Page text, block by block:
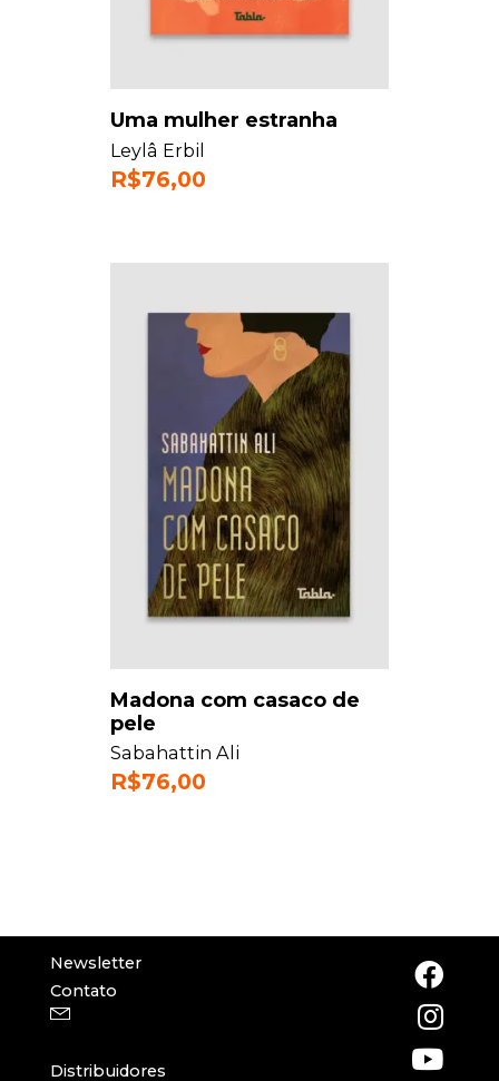
Uma mulher estranha
Leylâ Erbil
R$76,00
Madona com casaco de
pele
Sabahattin Ali
R$76,00
Newsletter
Contato
Distribuidores